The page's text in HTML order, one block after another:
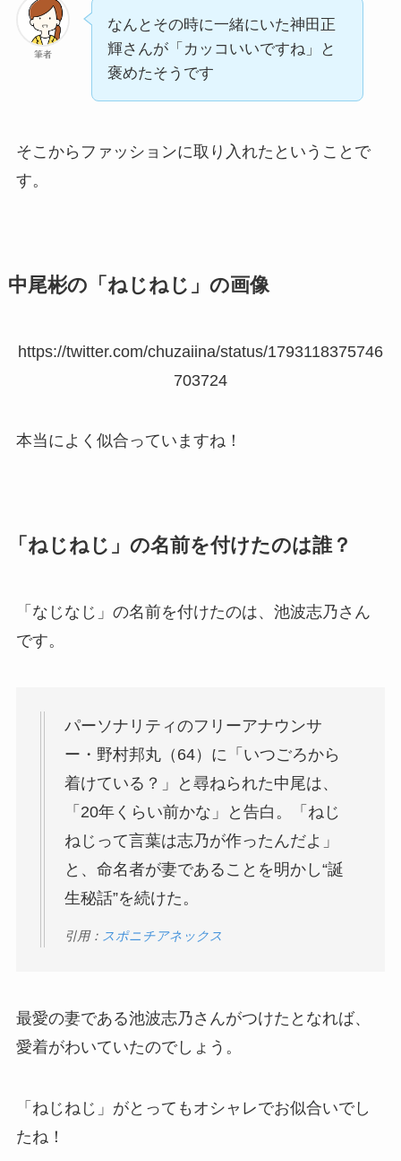
筆者
なんとその時に一緒にいた神田正
輝さんが「カッコいいですね」と
褒めたそうです
そこからファッションに取り入れたということで
す。
中尾彬の「ねじねじ」の画像
https://twitter.com/chuzaiina/status/1793118375746
703724
本当によく似合っていますね！
「ねじねじ」の名前を付けたのは誰？
「なじなじ」の名前を付けたのは、池波志乃さん
です。
パーソナリティのフリーアナウンサ
ー・野村邦丸（64）に「いつごろから
着けている？」と尋ねられた中尾は、
「20年くらい前かな」と告白。「ねじ
ねじって言葉は志乃が作ったんだよ」
と、命名者が妻であることを明かし“誕
生秘話”を続けた。
引用： スポニチアネックス
最愛の妻である池波志乃さんがつけたとなれば、
愛着がわいていたのでしょう。
「ねじねじ」がとってもオシャレでお似合いでし
たね！